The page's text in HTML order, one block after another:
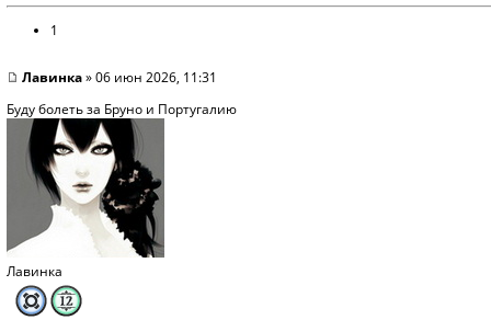
1
Лавинка» 06 июн 2026, 11:31
Буду болеть за Бруно и Португалию
Лавинка